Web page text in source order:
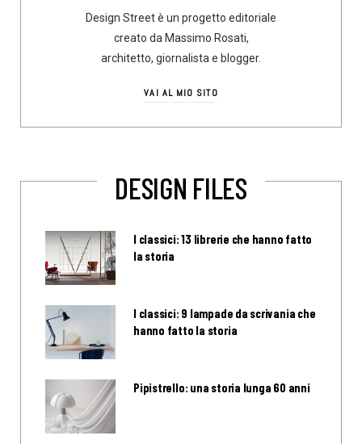
Design Street è un progetto editoriale
creato da Massimo Rosati,
architetto, giornalista e blogger.
VAI AL MIO SITO
DESIGN FILES
I classici: 13 librerie che hanno fatto
la storia
I classici: 9 lampade da scrivania che
hanno fatto la storia
Pipistrello: una storia lunga 60 anni